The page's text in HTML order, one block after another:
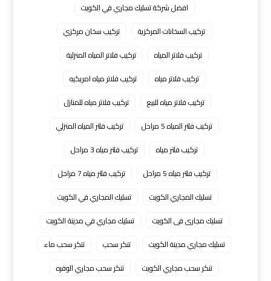
افضل شركة تسليك مجاري في الكويت
تركيب السخانات المركزية
تركيب سخان مركزي
تركيب فلاتر المياه
تركيب فلاتر المياه المنزلية
تركيب فلاتر مياه
تركيب فلاتر مياه امريكيه
تركيب فلاتر مياه للبيع
تركيب فلاتر مياه للمنازل
تركيب فلتر المياه 5 مراحل
تركيب فلتر المياه المنزلي
تركيب فلتر مياه
تركيب فلتر مياه 3 مراحل
تركيب فلتر مياه 5 مراحل
تركيب فلتر مياه 7 مراحل
تسليك المجاري الكويت
تسليك المجاري في الكويت
تسليك مجارى فى الكويت
تسليك مجاري في مدينة الكويت
تسليك مجاري مدينة الكويت
تنكر سحب
تنكر سحب ماء
تنكر سحب مجاري الكويت
تنكر سحب مجاري الوفره